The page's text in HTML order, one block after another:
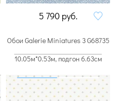
5 790 руб.
Обои Galerie Miniatures 3 G68735
10.05м*0.53м, подгон 6.63см